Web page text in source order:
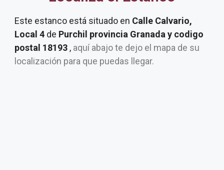
Este estanco está situado en Calle Calvario,
Local 4 de Purchil provincia Granada y codigo
postal 18193 , aquí abajo te dejo el mapa de su
localización para que puedas llegar.